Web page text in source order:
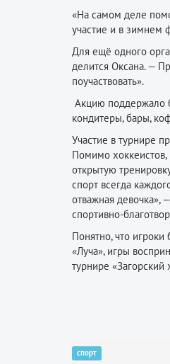
«На самом деле
участие и в зимнем
Для ещё одного
делится Оксана. —
поучаствовать».
Акцию поддержало
кондитеры, бары,
Участие в турнире
Помимо хоккеистов,
открытую
спорт всегда
отважная девочка»,
спортивно-
Понятно, что
«Луча», игры
турнире
спорт